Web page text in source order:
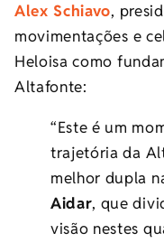
Alex Schiavo,
movimentações e
Heloisa como
Altafonte:
“Este é um
trajetória da
melhor dupla
Aidar, que
visão nestes